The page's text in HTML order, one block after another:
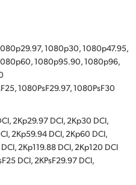
1080p30, 1080p47.95,
1080p95.90, 1080p96,
1080PsF29.97, 1080PsF30
2Kp29.97 DCI, 2Kp30 DCI,
2Kp59.94 DCI, 2Kp60 DCI,
2Kp119.88 DCI, 2Kp120 DCI
DCI, 2KPsF29.97 DCI,